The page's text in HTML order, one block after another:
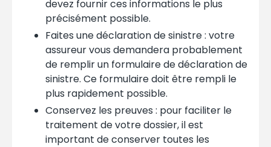
devez fournir ces informations le plus
précisément possible.
Faites une déclaration de sinistre : votre
assureur vous demandera probablement
de remplir un formulaire de déclaration de
sinistre. Ce formulaire doit être rempli le
plus rapidement possible.
Conservez les preuves : pour faciliter le
traitement de votre dossier, il est
important de conserver toutes les